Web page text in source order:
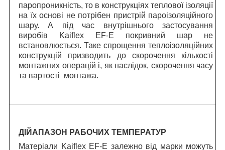
паропроникність, то в конструкціях теплової ізоляції
на їх основі не потрібен пристрій пароізоляційного
шару. А під час внутрішнього застосування
виробів Kaiflex EF-E покривний шар не
встановлюється. Таке спрощення теплоізоляційних
конструкцій призводить до скорочення кількості
монтажних операцій і, як наслідок, скорочення часу
та вартості монтажа.
ДІЙАПАЗОН РАБОЧИХ ТЕМПЕРАТУР
Матеріали Kaiflex EF-E залежно від марки можуть